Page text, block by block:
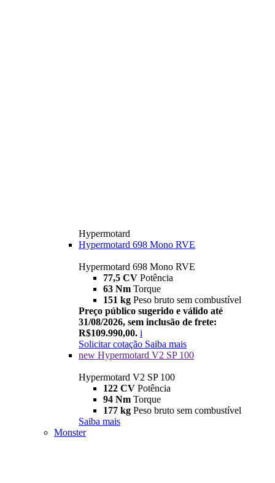
Hypermotard
Hypermotard 698 Mono RVE
Hypermotard 698 Mono RVE
77,5 CV Potência
63 Nm Torque
151 kg Peso bruto sem combustível
Preço público sugerido e válido até
31/08/2026, sem inclusão de frete:
R$109.990,00. i
Solicitar cotação Saiba mais
new Hypermotard V2 SP 100
Hypermotard V2 SP 100
122 CV Potência
94 Nm Torque
177 kg Peso bruto sem combustível
Saiba mais
Monster